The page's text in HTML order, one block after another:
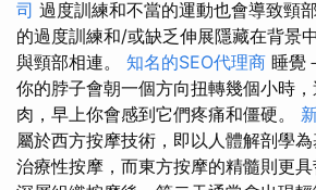
司 過度訓練和不當的運動也會導致頸
的過度訓練和/或缺乏伸展隱藏在背景
與頸部相連。 知名的SEO代理商 睡覺
你的脖子會朝一個方向扭轉幾個小時
肉，早上你會感到它們疼痛和僵硬。
屬於西方按摩技術，即以人體解剖學
治療性按摩，而東方按摩的精髓則更具